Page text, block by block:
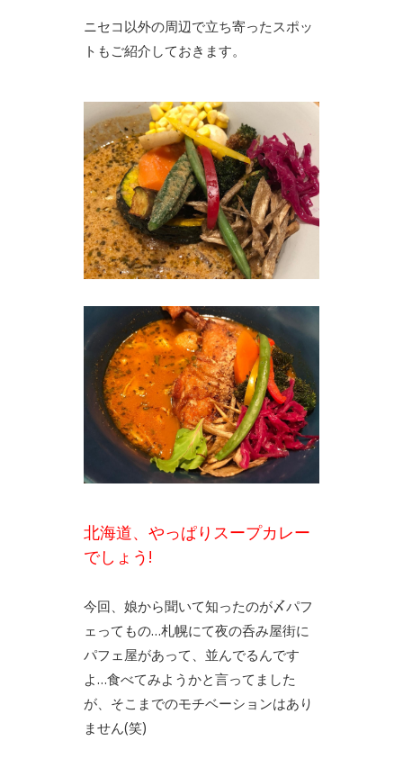
ニセコ以外の周辺で立ち寄ったスポッ
トもご紹介しておきます。
北海道、やっぱりスープカレー
でしょう!
今回、娘から聞いて知ったのが〆パフ
ェってもの…札幌にて夜の呑み屋街に
パフェ屋があって、並んでるんです
よ…食べてみようかと言ってました
が、そこまでのモチベーションはあり
ません(笑)